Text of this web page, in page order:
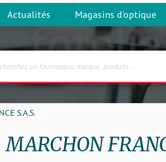
Actualités Magasins d’optique
S.A.S.
MARCHON